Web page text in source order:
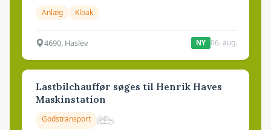
Anlæg Kloak
4690, Haslev NY 06. aug.
Lastbilchauffør søges til Henrik Haves
Maskinstation
Godstransport